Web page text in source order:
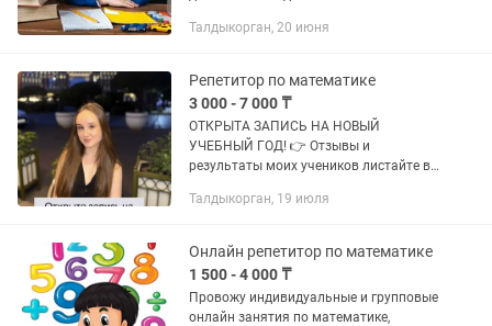
простым языком, показываем решения
Понятно...
Талдыкорган, 20 июня
Репетитор по математике
3 000 - 7 000 ₸
ОТКРЫТА ЗАПИСЬ НА НОВЫЙ
УЧЕБНЫЙ ГОД! 👉 Отзывы и
результаты моих учеников листайте в
математике. Провожу
занятия для учеников 7-11...
Талдыкорган, 19 июля
Онлайн репетитор по математике
1 500 - 4 000 ₸
Провожу индивидуальные и групповые
онлайн занятия по математике,